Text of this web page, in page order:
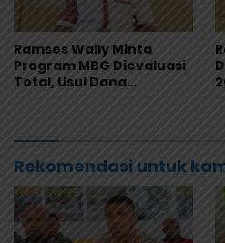
Ramses Wally Minta
Program MBG Dievaluasi
Total, Usul Dana
Rekomendasi untuk